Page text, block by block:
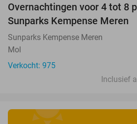
Overnachtingen voor 4 tot 8
Sunparks Kempense Meren
Sunparks Kempense Meren
Mol
Verkocht: 975
Inclusief